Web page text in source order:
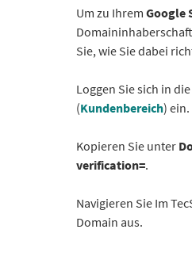
Um zu Ihrem Google
Sie, wie Sie dabei
Loggen Sie sich in
(Kundenbereich) ein.
Kopieren Sie unter
verification=.
Navigieren Sie Im
Domain aus.